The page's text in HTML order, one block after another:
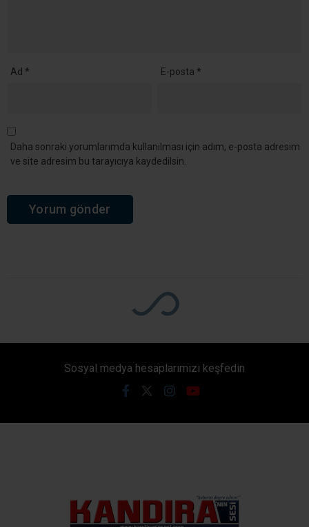
Ad * E-posta *
Daha sonraki yorumlarımda kullanılması için adım, e-posta adresim
ve site adresim bu tarayıcıya kaydedilsin.
Sosyal medya hesaplarımızı keşfedin